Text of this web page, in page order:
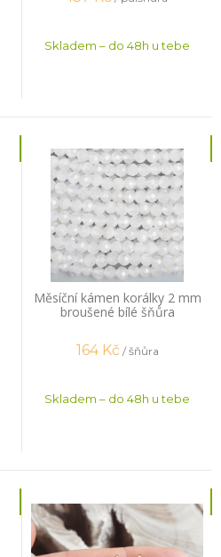
Skladem – do 48h u tebe
Měsíční kámen korálky 2 mm
broušené bílé šňůra
164 Kč / šňůra
Skladem – do 48h u tebe